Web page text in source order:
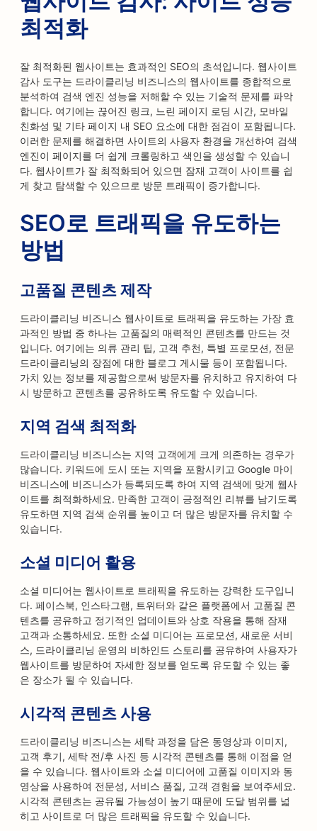
최적화
잘 최적화된 웹사이트는 효과적인 SEO의 초석입니다. 웹사이트
감사 도구는 드라이클리닝 비즈니스의 웹사이트를 종합적으로
분석하여 검색 엔진 성능을 저해할 수 있는 기술적 문제를 파악
합니다. 여기에는 끊어진 링크, 느린 페이지 로딩 시간, 모바일
친화성 및 기타 페이지 내 SEO 요소에 대한 점검이 포함됩니다.
이러한 문제를 해결하면 사이트의 사용자 환경을 개선하여 검색
엔진이 페이지를 더 쉽게 크롤링하고 색인을 생성할 수 있습니
다. 웹사이트가 잘 최적화되어 있으면 잠재 고객이 사이트를 쉽
게 찾고 탐색할 수 있으므로 방문 트래픽이 증가합니다.
SEO로 트래픽을 유도하는
방법
고품질 콘텐츠 제작
드라이클리닝 비즈니스 웹사이트로 트래픽을 유도하는 가장 효
과적인 방법 중 하나는 고품질의 매력적인 콘텐츠를 만드는 것
입니다. 여기에는 의류 관리 팁, 고객 추천, 특별 프로모션, 전문
드라이클리닝의 장점에 대한 블로그 게시물 등이 포함됩니다.
가치 있는 정보를 제공함으로써 방문자를 유치하고 유지하여 다
시 방문하고 콘텐츠를 공유하도록 유도할 수 있습니다.
지역 검색 최적화
드라이클리닝 비즈니스는 지역 고객에게 크게 의존하는 경우가
많습니다. 키워드에 도시 또는 지역을 포함시키고 Google 마이
비즈니스에 비즈니스가 등록되도록 하여 지역 검색에 맞게 웹사
이트를 최적화하세요. 만족한 고객이 긍정적인 리뷰를 남기도록
유도하면 지역 검색 순위를 높이고 더 많은 방문자를 유치할 수
있습니다.
소셜 미디어 활용
소셜 미디어는 웹사이트로 트래픽을 유도하는 강력한 도구입니
다. 페이스북, 인스타그램, 트위터와 같은 플랫폼에서 고품질 콘
텐츠를 공유하고 정기적인 업데이트와 상호 작용을 통해 잠재
고객과 소통하세요. 또한 소셜 미디어는 프로모션, 새로운 서비
스, 드라이클리닝 운영의 비하인드 스토리를 공유하여 사용자가
웹사이트를 방문하여 자세한 정보를 얻도록 유도할 수 있는 좋
은 장소가 될 수 있습니다.
시각적 콘텐츠 사용
드라이클리닝 비즈니스는 세탁 과정을 담은 동영상과 이미지,
고객 후기, 세탁 전/후 사진 등 시각적 콘텐츠를 통해 이점을 얻
을 수 있습니다. 웹사이트와 소셜 미디어에 고품질 이미지와 동
영상을 사용하여 전문성, 서비스 품질, 고객 경험을 보여주세요.
시각적 콘텐츠는 공유될 가능성이 높기 때문에 도달 범위를 넓
히고 사이트로 더 많은 트래픽을 유도할 수 있습니다.